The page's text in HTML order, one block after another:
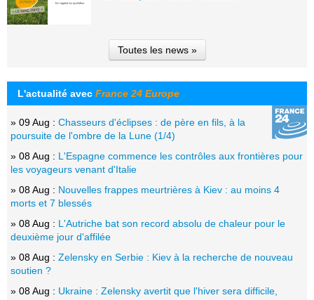
Toutes les news »
L'actualité avec France 24 Europe
» 09 Aug : Chasseurs d'éclipses : de père en fils, à la
poursuite de l'ombre de la Lune (1/4)
» 08 Aug : L'Espagne commence les contrôles aux frontières pour
les voyageurs venant d'Italie
» 08 Aug : Nouvelles frappes meurtrières à Kiev : au moins 4
morts et 7 blessés
» 08 Aug : L'Autriche bat son record absolu de chaleur pour le
deuxième jour d'affilée
» 08 Aug : Zelensky en Serbie : Kiev à la recherche de nouveau
soutien ?
» 08 Aug : Ukraine : Zelensky avertit que l'hiver sera difficile,